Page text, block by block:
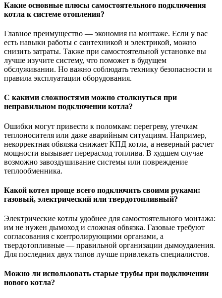
Какие основные плюсы самостоятельного подключения
котла к системе отопления?
Главное преимущество — экономия на монтаже. Если у вас
есть навыки работы с сантехникой и электрикой, можно
снизить затраты. Также при самостоятельной установке вы
лучше изучите систему, что поможет в будущем
обслуживании. Но важно соблюдать технику безопасности и
правила эксплуатации оборудования.
С какими сложностями можно столкнуться при
неправильном подключении котла?
Ошибки могут привести к поломкам: перегреву, утечкам
теплоносителя или даже аварийным ситуациям. Например,
некорректная обвязка снижает КПД котла, а неверный расчет
мощности вызывает перерасход топлива. В худшем случае
возможно завоздушивание системы или повреждение
теплообменника.
Какой котел проще всего подключить своими руками:
газовый, электрический или твердотопливный?
Электрические котлы удобнее для самостоятельного монтажа:
им не нужен дымоход и сложная обвязка. Газовые требуют
согласования с контролирующими органами, а
твердотопливные — правильной организации дымоудаления.
Для последних двух типов лучше привлекать специалистов.
Можно ли использовать старые трубы при подключении
нового котла?